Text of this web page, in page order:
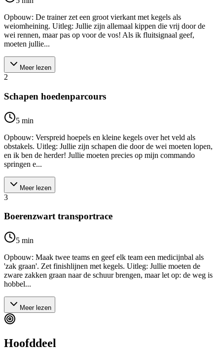
Opbouw: De trainer zet een groot vierkant met kegels als
weiomheining. Uitleg: Jullie zijn allemaal kippen die vrij door de
wei rennen, maar pas op voor de vos! Als ik fluitsignaal geef,
moeten jullie...
Meer lezen
2
Schapen hoedenparcours
5 min
Opbouw: Verspreid hoepels en kleine kegels over het veld als
obstakels. Uitleg: Jullie zijn schapen die door de wei moeten lopen,
en ik ben de herder! Jullie moeten precies op mijn commando
springen e...
Meer lezen
3
Boerenzwart transportrace
5 min
Opbouw: Maak twee teams en geef elk team een medicijnbal als
'zak graan'. Zet finishlijnen met kegels. Uitleg: Jullie moeten de
zware zakken graan naar de schuur brengen, maar let op: de weg is
hobbel...
Meer lezen
Hoofddeel